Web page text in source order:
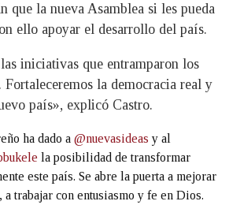
que la nueva Asamblea si les pueda
ello apoyar el desarrollo del país.
iniciativas que entramparon los
Fortaleceremos la democracia real y
país», explicó Castro.
ha dado a @nuevasideas y al
la posibilidad de transformar
este país. Se abre la puerta a mejorar
trabajar con entusiasmo y fe en Dios.